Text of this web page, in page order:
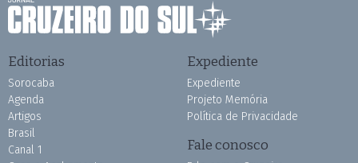
Editorias
Sorocaba
Agenda
Artigos
Brasil
Canal 1
Expediente
Expediente
Projeto Memória
Política de Privacidade
Fale conosco